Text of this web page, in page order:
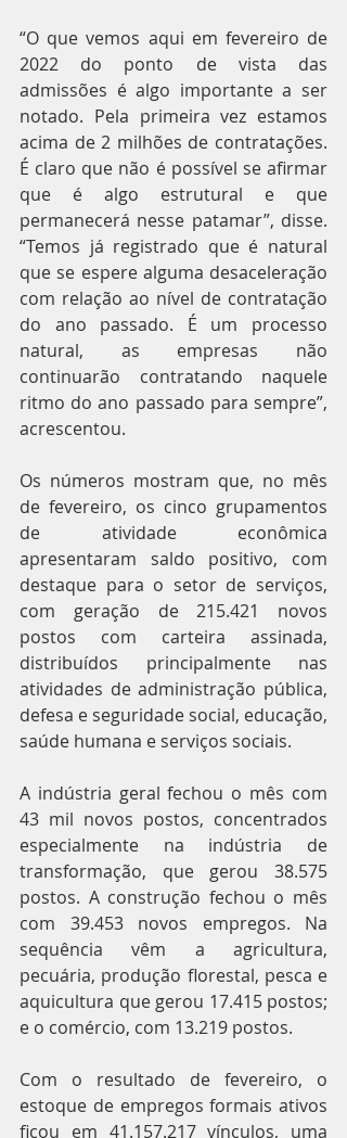
“O que vemos aqui em fevereiro de
2022 do ponto de vista das
admissões é algo importante a ser
notado. Pela primeira vez estamos
acima de 2 milhões de contratações.
É claro que não é possível se afirmar
que é algo estrutural e que
permanecerá nesse patamar”, disse.
“Temos já registrado que é natural
que se espere alguma desaceleração
com relação ao nível de contratação
do ano passado. É um processo
natural, as empresas não
continuarão contratando naquele
ritmo do ano passado para sempre”,
acrescentou.
Os números mostram que, no mês
de fevereiro, os cinco grupamentos
de atividade econômica
apresentaram saldo positivo, com
destaque para o setor de serviços,
com geração de 215.421 novos
postos com carteira assinada,
distribuídos principalmente nas
atividades de administração pública,
defesa e seguridade social, educação,
saúde humana e serviços sociais.
A indústria geral fechou o mês com
43 mil novos postos, concentrados
especialmente na indústria de
transformação, que gerou 38.575
postos. A construção fechou o mês
com 39.453 novos empregos. Na
sequência vêm a agricultura,
pecuária, produção florestal, pesca e
aquicultura que gerou 17.415 postos;
e o comércio, com 13.219 postos.
Com o resultado de fevereiro, o
estoque de empregos formais ativos
ficou em 41.157.217 vínculos, uma